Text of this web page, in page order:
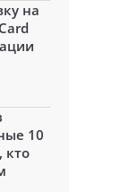
на
10
кто